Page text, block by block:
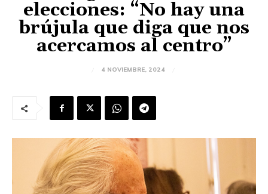
elecciones: “No hay una
brújula que diga que nos
acercamos al centro”
4 NOVIEMBRE, 2024